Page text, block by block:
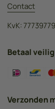
Contact
KvK: 77739779
Betaal
Verzonden